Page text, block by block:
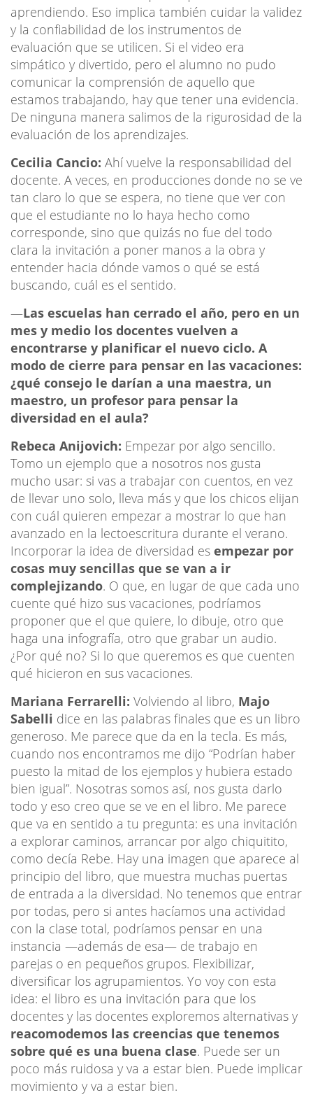
aprendiendo. Eso implica también cuidar la validez
y la confiabilidad de los instrumentos de
evaluación que se utilicen. Si el video era
simpático y divertido, pero el alumno no pudo
comunicar la comprensión de aquello que
estamos trabajando, hay que tener una evidencia.
De ninguna manera salimos de la rigurosidad de la
evaluación de los aprendizajes.
Cecilia Cancio: Ahí vuelve la responsabilidad del
docente. A veces, en producciones donde no se ve
tan claro lo que se espera, no tiene que ver con
que el estudiante no lo haya hecho como
corresponde, sino que quizás no fue del todo
clara la invitación a poner manos a la obra y
entender hacia dónde vamos o qué se está
buscando, cuál es el sentido.
—Las escuelas han cerrado el año, pero en un
mes y medio los docentes vuelven a
encontrarse y planificar el nuevo ciclo. A
modo de cierre para pensar en las vacaciones:
¿qué consejo le darían a una maestra, un
maestro, un profesor para pensar la
diversidad en el aula?
Rebeca Anijovich: Empezar por algo sencillo.
Tomo un ejemplo que a nosotros nos gusta
mucho usar: si vas a trabajar con cuentos, en vez
de llevar uno solo, lleva más y que los chicos elijan
con cuál quieren empezar a mostrar lo que han
avanzado en la lectoescritura durante el verano.
Incorporar la idea de diversidad es empezar por
cosas muy sencillas que se van a ir
complejizando. O que, en lugar de que cada uno
cuente qué hizo sus vacaciones, podríamos
proponer que el que quiere, lo dibuje, otro que
haga una infografía, otro que grabar un audio.
¿Por qué no? Si lo que queremos es que cuenten
qué hicieron en sus vacaciones.
Mariana Ferrarelli: Volviendo al libro, Majo
Sabelli dice en las palabras finales que es un libro
generoso. Me parece que da en la tecla. Es más,
cuando nos encontramos me dijo “Podrían haber
puesto la mitad de los ejemplos y hubiera estado
bien igual”. Nosotras somos así, nos gusta darlo
todo y eso creo que se ve en el libro. Me parece
que va en sentido a tu pregunta: es una invitación
a explorar caminos, arrancar por algo chiquitito,
como decía Rebe. Hay una imagen que aparece al
principio del libro, que muestra muchas puertas
de entrada a la diversidad. No tenemos que entrar
por todas, pero si antes hacíamos una actividad
con la clase total, podríamos pensar en una
instancia —además de esa— de trabajo en
parejas o en pequeños grupos. Flexibilizar,
diversificar los agrupamientos. Yo voy con esta
idea: el libro es una invitación para que los
docentes y las docentes exploremos alternativas y
reacomodemos las creencias que tenemos
sobre qué es una buena clase. Puede ser un
poco más ruidosa y va a estar bien. Puede implicar
movimiento y va a estar bien.